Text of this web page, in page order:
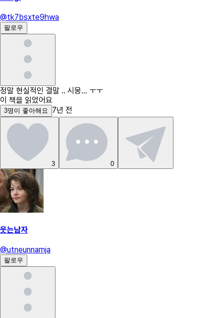
@tk7bsxte9hwa
팔로우
정말 현실적인 결말 .. 시몽... ㅜㅜ
이 책을 읽었어요
3명 이 좋아해요 7년 전
3 0
웃는남자
@utneunnamja
팔로우